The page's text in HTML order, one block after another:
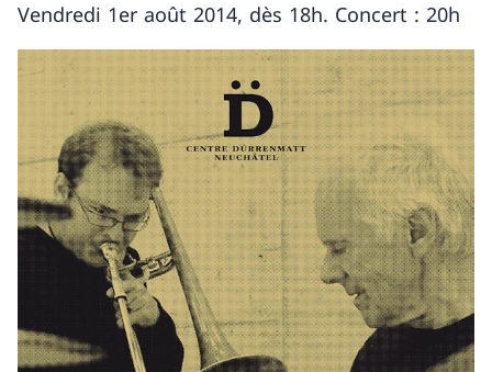
Vendredi 1er août 2014, dès 18h. Concert : 20h